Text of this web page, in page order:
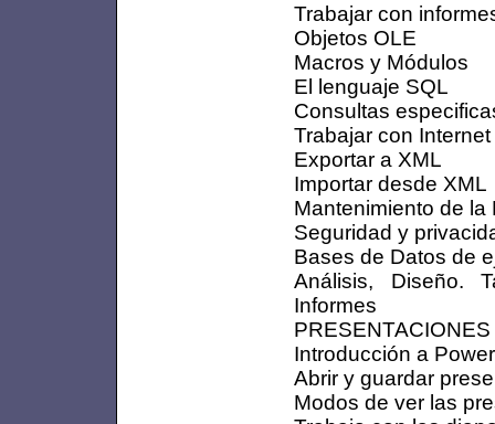
Trabajar con
Objetos OLE
Macros y Módulos
El lenguaje SQL
Consultas
Trabajar con Internet
Exportar a XML
Importar desde XML
Mantenimiento de la
Seguridad y
Bases de Datos de
Análisis, Diseño.
Informes
Introducción a
Abrir y guardar
Modos de ver las